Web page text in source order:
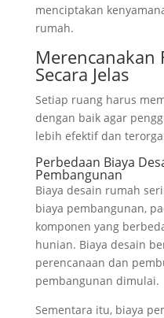
menciptakan
rumah.
Merencanakan
Secara Jelas
Setiap ruang harus
dengan baik agar
lebih efektif dan
Perbedaan Biaya
Pembangunan
Biaya desain rumah
biaya pembangunan,
komponen yang
hunian. Biaya desain
perencanaan dan
pembangunan dimulai.
Sementara itu, biaya